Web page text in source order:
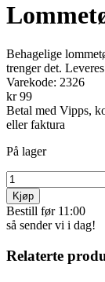
Behagelige
trenger det.
Varekode: 2326
kr 99
Betal med Vipps,
eller faktura
På lager
Kjøp
Bestill før 11:00
så sender vi i dag!
Relaterte